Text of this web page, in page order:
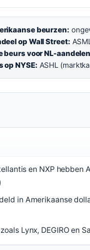
beurzen:
op Wall Street:
voor NL-
op NYSE: ASHL
en NXP hebben
in Amerikaanse
Lynx, DEGIRO en